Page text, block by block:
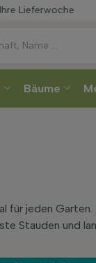
Bäume
für jeden
Stauden und